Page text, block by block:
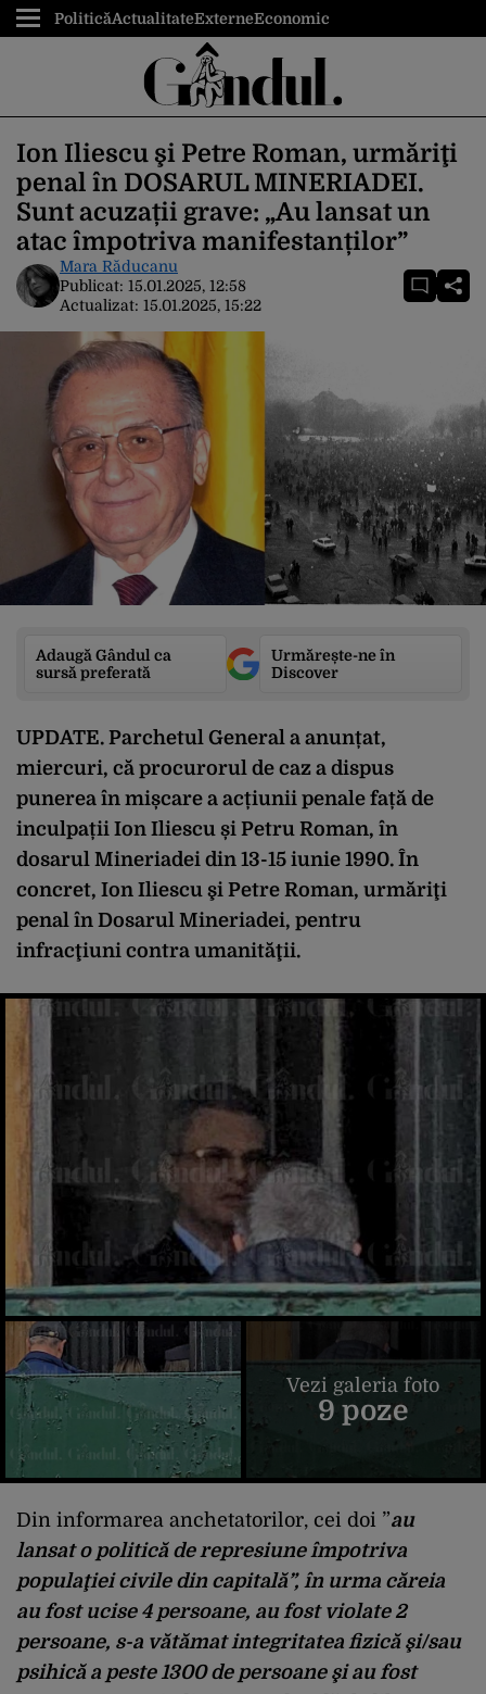
PoliticăActualitateExterneEconomic
Ion Iliescu şi Petre Roman, urmăriţi
penal în DOSARUL MINERIADEI.
Sunt acuzații grave: „Au lansat un
atac împotriva manifestanților”
Mara Răducanu
Publicat: 15.01.2025, 12:58
Actualizat: 15.01.2025, 15:22
Adaugă Gândul ca
sursă preferată
Urmărește-ne în
Discover
UPDATE. Parchetul General a anunțat,
miercuri, că procurorul de caz a dispus
punerea în mișcare a acțiunii penale față de
inculpații Ion Iliescu și Petru Roman, în
dosarul Mineriadei din 13-15 iunie 1990. În
concret, Ion Iliescu şi Petre Roman, urmăriţi
penal în Dosarul Mineriadei, pentru
infracţiuni contra umanităţii.
Vezi galeria foto
9 poze
Din informarea anchetatorilor, cei doi ”au
lansat o politică de represiune împotriva
populaţiei civile din capitală”, în urma căreia
au fost ucise 4 persoane, au fost violate 2
persoane, s-a vătămat integritatea fizică şi/sau
psihică a peste 1300 de persoane şi au fost